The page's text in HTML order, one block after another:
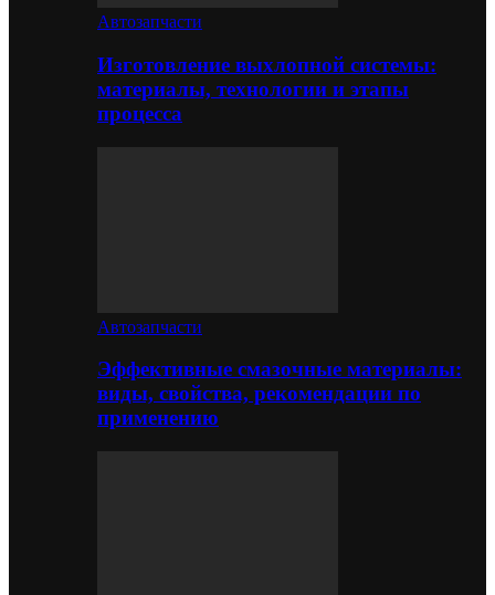
Автозапчасти
Изготовление выхлопной системы:
материалы, технологии и этапы
процесса
Автозапчасти
Эффективные смазочные материалы:
виды, свойства, рекомендации по
применению